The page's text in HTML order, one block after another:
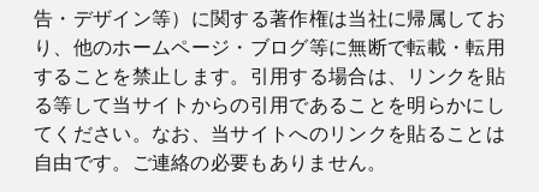
告・デザイン等）に関する著作権は当社に帰属してお
り、他のホームページ・ブログ等に無断で転載・転用
することを禁止します。引用する場合は、リンクを貼
る等して当サイトからの引用であることを明らかにし
てください。なお、当サイトへのリンクを貼ることは
自由です。ご連絡の必要もありません。